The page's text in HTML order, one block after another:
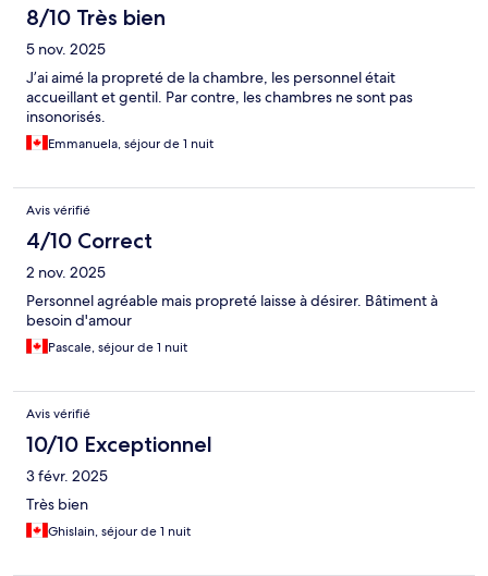
8/10 Très bien
5 nov. 2025
J’ai aimé la propreté de la chambre, les personnel était
accueillant et gentil. Par contre, les chambres ne sont pas
insonorisés.
Emmanuela, séjour de 1 nuit
Avis vérifié
4/10 Correct
2 nov. 2025
Personnel agréable mais propreté laisse à désirer. Bâtiment à
besoin d'amour
Pascale, séjour de 1 nuit
Avis vérifié
10/10 Exceptionnel
3 févr. 2025
Très bien
Ghislain, séjour de 1 nuit